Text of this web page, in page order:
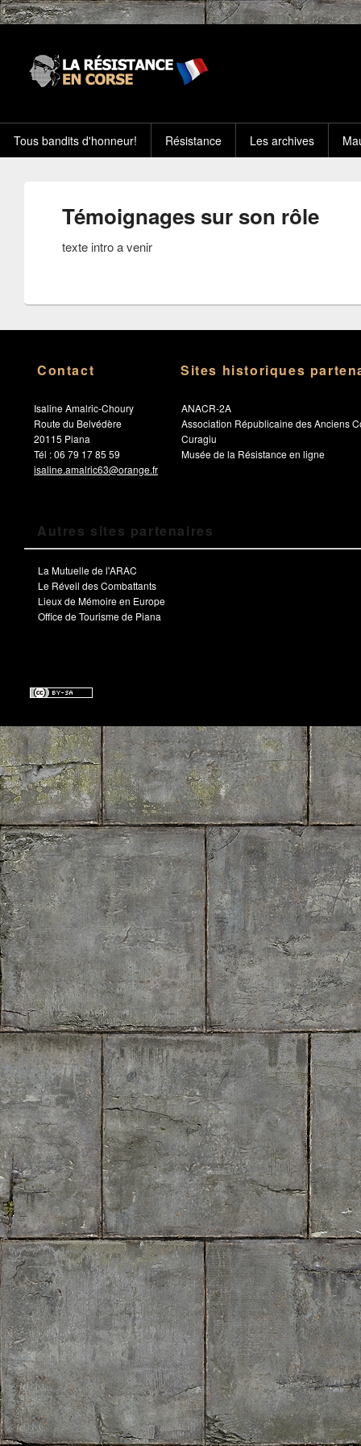
Tous bandits d'honneur! Résistance Les archives
Témoignages sur son rôle
texte intro a venir
Contact
Isaline Amalric-Choury
Route du Belvédère
20115 Piana
Tél : 06 79 17 85 59
isaline.amalric63@orange.fr
Sites historiques
ANACR-2A
Association Républicaine des Anciens
Curagiu
Musée de la Résistance en ligne
Autres sites partenaires
La Mutuelle de l'ARAC
Le Réveil des Combattants
Lieux de Mémoire en Europe
Office de Tourisme de Piana